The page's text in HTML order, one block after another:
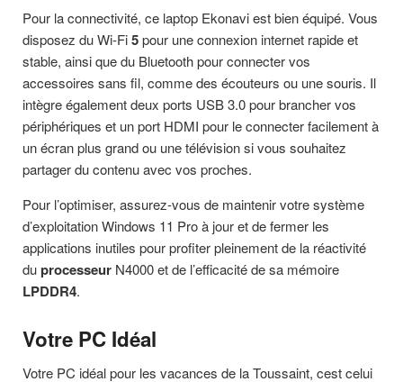
Pour la connectivité, ce laptop Ekonavi est bien équipé. Vous
disposez du Wi-Fi5pour une connexion internet rapide et
stable, ainsi que du Bluetooth pour connecter vos
accessoires sans fil, comme des écouteurs ou une souris. Il
intègre également deux ports USB 3.0 pour brancher vos
périphériques et un port HDMI pour le connecter facilement à
un écran plus grand ou une télévision si vous souhaitez
partager du contenu avec vos proches.
Pour l’optimiser, assurez-vous de maintenir votre système
d’exploitation Windows 11 Pro à jour et de fermer les
applications inutiles pour profiter pleinement de la réactivité
duprocesseur N4000 et de l’efficacité de sa mémoire
LPDDR4.
Votre PC Idéal
Votre PC idéal pour les vacances de la Toussaint, cest celui